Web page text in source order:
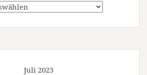
Juli 2023